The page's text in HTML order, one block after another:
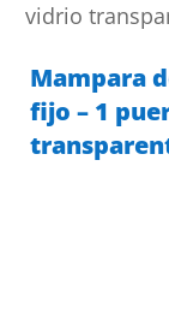
vidrio
Mampara
fijo – 1